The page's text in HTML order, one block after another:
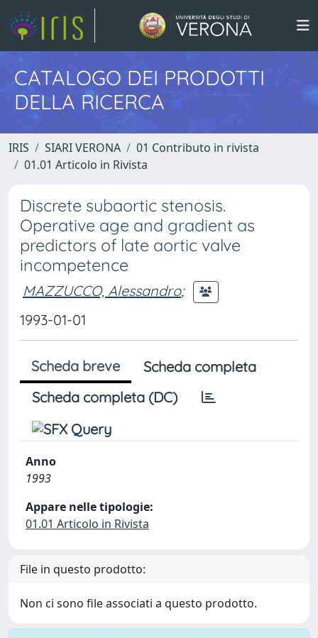
CATALOGO DEI PRODOTTI
DELLA RICERCA
IRIS SIARI VERONA
01 Contributo in rivista
01.01 Articolo in Rivista
Discrete subaortic stenosis.
Operative age and gradient as
predictors of late aortic valve
incompetence
MAZZUCCO, Alessandro;
1993-01-01
Scheda breve
Scheda completa
Scheda completa (DC)
Anno
1993
Appare nelle tipologie:
01.01 Articolo in Rivista
File in questo prodotto:
Non ci sono file associati a questo prodotto.